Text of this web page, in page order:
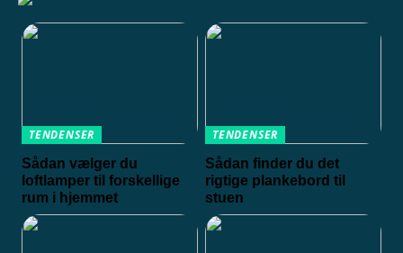
TENDENSER
Sådan vælger du
loftlamper til forskellige
rum i hjemmet
TENDENSER
Sådan finder du det
rigtige plankebord til
stuen